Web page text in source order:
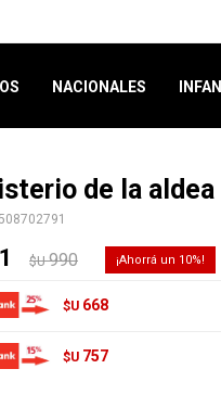
NACIONALES
de la
$U 990 10
$U 668
$U 757